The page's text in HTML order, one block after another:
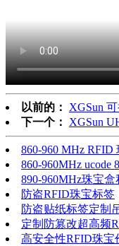
以前的：
XGSun
下一个：
XGSun
860-960 MHz
860-960MHz ucode
890-960MHz珠宝
防盗RFID珠宝标签
防盗贴纸标签定制
定制防篡改超高频
高安全性RFID珠宝